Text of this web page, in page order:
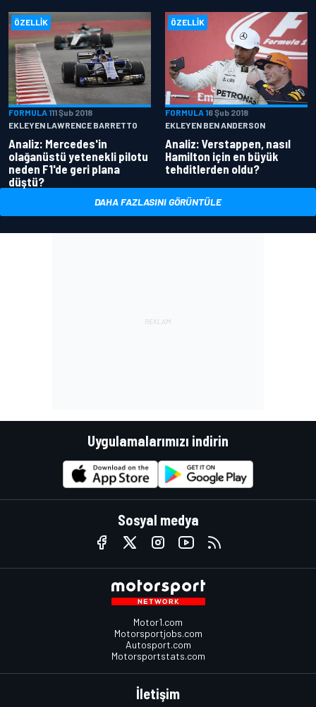
ÖZELLIK
FORMULA 111 Şub 2018
EKLEYEN LAWRENCE BARRETTO
Analiz: Mercedes'in
olağanüstü yetenekli pilotu
neden F1'de geri plana
düştü?
ÖZELLIK
FORMULA 16 Şub 2018
EKLEYEN BEN ANDERSON
Analiz: Verstappen, nasıl
Hamilton için en büyük
tehditlerden oldu?
DAHA FAZLASINI GÖRÜNTÜLE
Uygulamalarımızı indirin
Sosyal medya
Motor1.com
Motorsportjobs.com
Autosport.com
Motorsportstats.com
İletişim